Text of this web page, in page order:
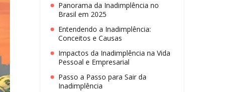
Panorama da Inadimplência no
Brasil em 2025
Entendendo a Inadimplência:
Conceitos e Causas
Impactos da Inadimplência na Vida
Pessoal e Empresarial
Passo a Passo para Sair da
Inadimplência